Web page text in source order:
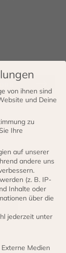
,Motorradteile
von ihnen sind
und Deine
zu
Ihre
auf unserer
andere uns
(z. B. IP-
Inhalte oder
über die
jederzeit unter
Externe Medien